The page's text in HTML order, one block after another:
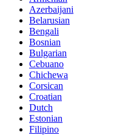
Azerbaijani
Belarusian
Bengali
Bosnian
Bulgarian
Cebuano
Chichewa
Corsican
Croatian
Dutch
Estonian
Filipino